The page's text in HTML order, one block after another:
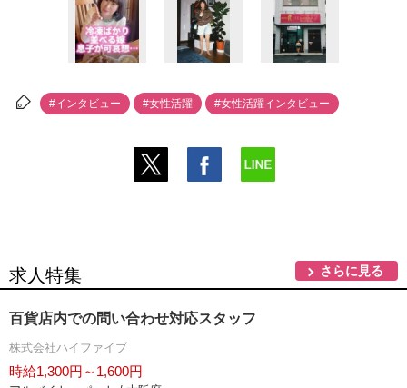
#インタビュー #女性活躍 #女性活躍インタビュー
求人特集 さらに見る
百貨店内での問い合わせ対応スタッフ
株式会社ハイファイブ
時給1,300円～1,600円